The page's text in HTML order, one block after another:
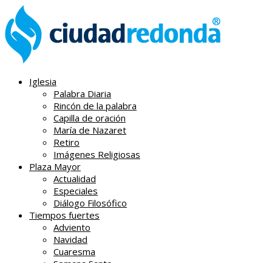
Iglesia
Palabra Diaria
Rincón de la palabra
Capilla de oración
María de Nazaret
Retiro
Imágenes Religiosas
Plaza Mayor
Actualidad
Especiales
Diálogo Filosófico
Tiempos fuertes
Adviento
Navidad
Cuaresma